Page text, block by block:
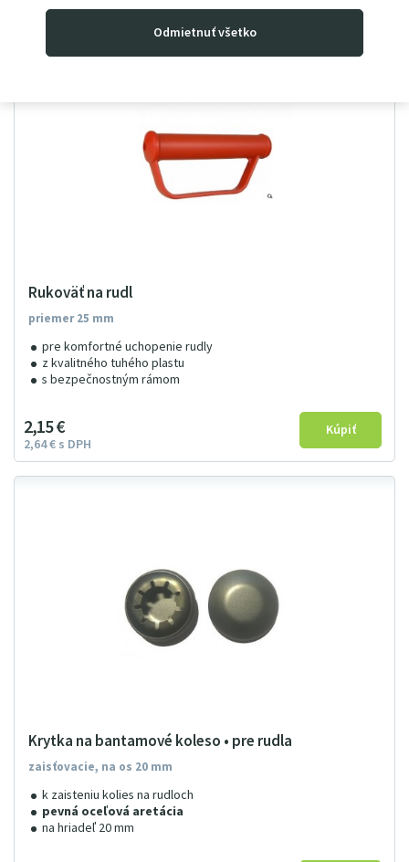
Odmietnuť všetko
Rukoväť na rudl
priemer 25 mm
pre komfortné uchopenie rudly
z kvalitného tuhého plastu
s bezpečnostným rámom
2 15€
2 64€ s DPH
Krytka na bantamové koleso • pre rudla
zaisťovacie, na os 20 mm
k zaisteniu kolies na rudloch
pevná oceľová aretácia
na hriadeľ 20 mm